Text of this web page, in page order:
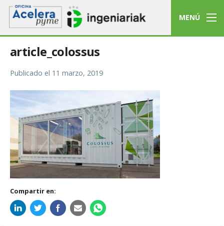
MENÚ
article_colossus
Publicado el 11 marzo, 2019
Compartir en: